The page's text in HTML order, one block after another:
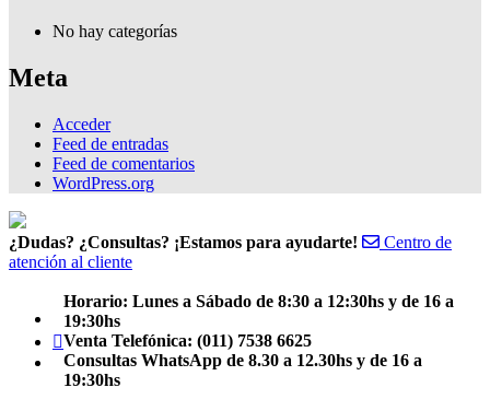
No hay categorías
Meta
Acceder
Feed de entradas
Feed de comentarios
WordPress.org
¿Dudas? ¿Consultas? ¡Estamos para ayudarte!
Centro de
atención al cliente
Facebook
Teléfono
Email
Horario: Lunes a Sábado de 8:30 a 12:30hs y de 16 a
19:30hs
Venta Telefónica: (011) 7538 6625
Consultas WhatsApp de 8.30 a 12.30hs y de 16 a
19:30hs